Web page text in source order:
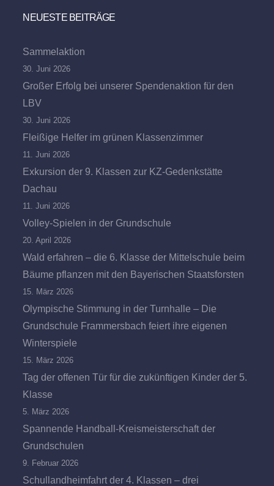
NEUESTE BEITRÄGE
Sammelaktion
30. Juni 2026
Großer Erfolg bei unserer Spendenaktion für den
LBV
30. Juni 2026
Fleißige Helfer im grünen Klassenzimmer
11. Juni 2026
Exkursion der 9. Klassen zur KZ-Gedenkstätte
Dachau
11. Juni 2026
Volley-Spielen in der Grundschule
20. April 2026
Wald erfahren – die 6. Klasse der Mittelschule beim
Bäume pflanzen mit den Bayerischen Staatsforsten
15. März 2026
Olympische Stimmung in der Turnhalle – Die
Grundschule Frammersbach feiert ihre eigenen
Winterspiele
15. März 2026
Tag der offenen Tür für die zukünftigen Kinder der 5.
Klasse
5. März 2026
Spannende Handball-Kreismeisterschaft der
Grundschulen
9. Februar 2026
Schullandheimfahrt der 4. Klassen – drei